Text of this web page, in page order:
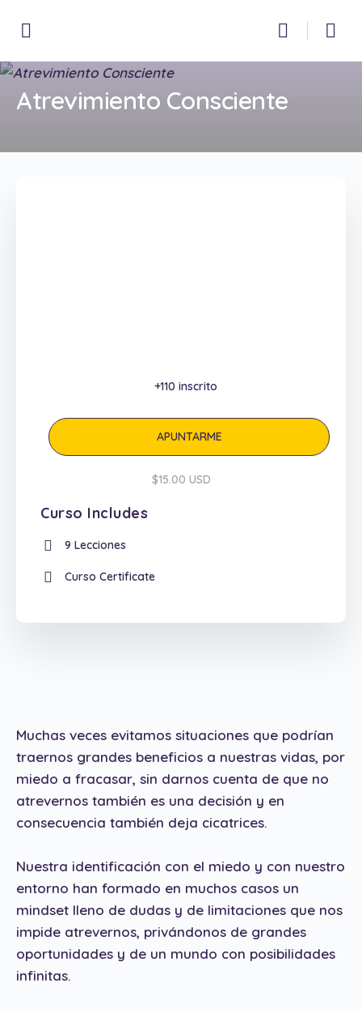
Atrevimiento Consciente
Muchas veces evitamos situaciones que podrían
traernos grandes beneficios a nuestras vidas, por
miedo a fracasar, sin darnos cuenta de que no
atrevernos también es una decisión y en
consecuencia también deja cicatrices.
Nuestra identificación con el miedo y con nuestro
entorno han formado en muchos casos un
mindset lleno de dudas y de limitaciones que nos
impide atrevernos, privándonos de grandes
oportunidades y de un mundo con posibilidades
infinitas.
+110 inscrito
APUNTARME
$15.00 USD
Curso Includes
9 Lecciones
Curso Certificate